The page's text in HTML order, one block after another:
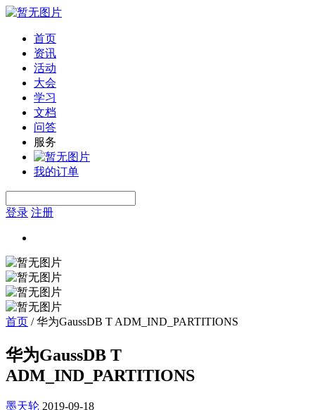
首页
资讯
活动
大会
学习
文档
问答
服务
我的订单
登录 注册
首页 /华为GaussDB T ADM_IND_PARTITIONS
华为GaussDB T
ADM_IND_PARTITIONS
墨天轮 2019-09-18